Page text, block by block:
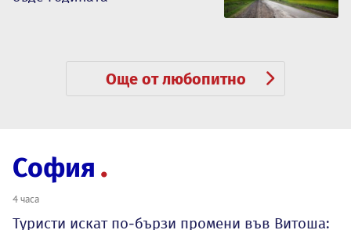
Още от любопитно
София
4 часа
Туристи искат по-бързи промени във Витоша: